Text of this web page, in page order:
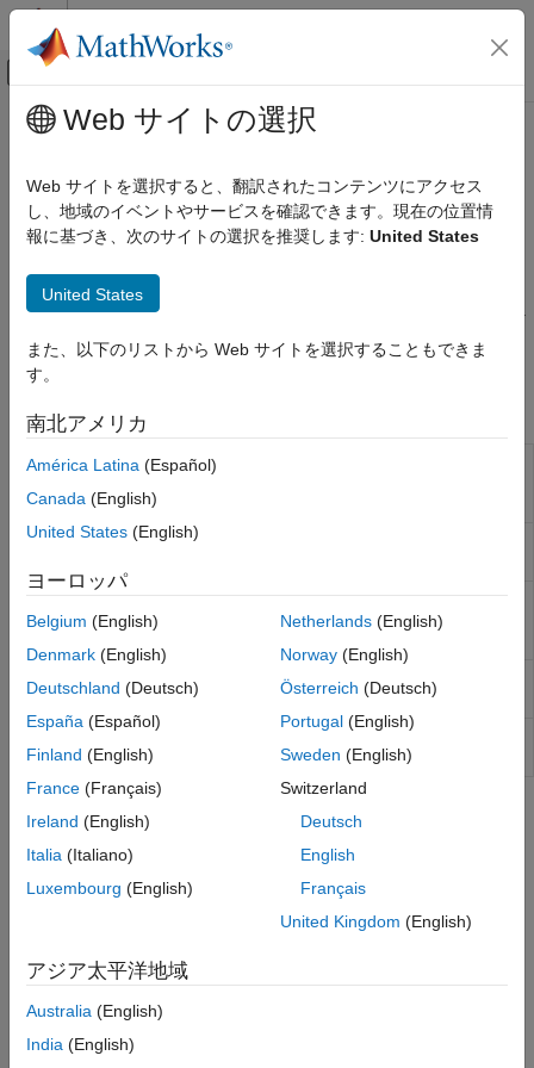
コンテンツへスキップ
オフキャンバス ナビゲーション メ
ドキュメンテーションのホーム
Simulink Real-Time
Model Preparation for Real-Time Execution
カテゴリ
CAN and CAN-FD Message (CAN) Protocol
Blocks
LIN Protocol Blocks
EtherCAT Protocol Blocks
Ethernet (IP) Protocol Blocks
J1939 Protocol Blocks
Precision Time Protocol (PTP) Blocks
TCP (IP) Protocol Blocks
Serial Port (RS232) Protocol Blocks
XCP CAN, XCP CAN FD, XCP UDP (XCP)
Protocol Blocks
メインコンテンツ
J1939 Protocol Blocks
Data acquisition with J1939 protocol running over CAN
To communicate with J1939-compatible devices, use the J1939
compatible with standard bus architectures, such as PCI. For
more information about the J1939 standard, see
SeeSAE J1939 Blocks
Blocks
J1939
Configuration
Define J1939 network configuration name
J1939 Node
Configure J1939 node with address and
J1939 CAN
Transport
Generate and consume J1939 messages
that are transported by CAN hardware
J1939
Receive
Receive J1939 parameter group messages
J1939
Transmit
Transmit J1939 message
Topics
SAE J1939 Blocks
Sending and receiving messages over a J1939 network.
www.sae.org
CAN and CAN-FD Message (CAN) Protocol Blocks
Web サイトの選択
Web サイトを選択すると、翻訳されたコンテンツにアクセス
し、地域のイベントやサービスを確認できます。現在の位置情
報に基づき、次のサイトの選択を推奨します: United States
United States
また、以下のリストから Web サイトを選択することもできま
す。
南北アメリカ
América Latina (Español)
Canada (English)
United States (English)
ヨーロッパ
Belgium (English)
Denmark (English)
Deutschland (Deutsch)
España (Español)
Finland (English)
France (Français)
Ireland (English)
Italia (Italiano)
Luxembourg (English)
Netherlands(English)
Norway(English)
Österreich (Deutsch)
Portugal(English)
Sweden (English)
Switzerland
Deutsch
English
Français
United Kingdom (English)
アジア太平洋地域
Australia (English)
India (English)